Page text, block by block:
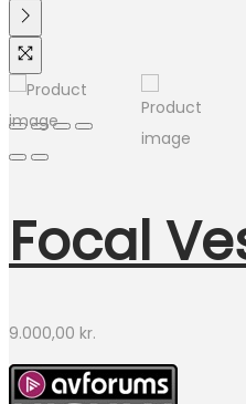
Focal
9.000,00 kr.